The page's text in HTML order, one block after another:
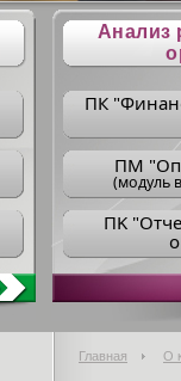
Анализ
ПК
ПM
(модуль
ПK
Главная О